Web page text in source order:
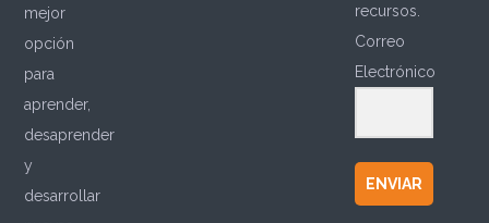
mejor
opción
para
aprender,
desaprender
y
desarrollar
recursos.
Correo
Electrónico
ENVIAR